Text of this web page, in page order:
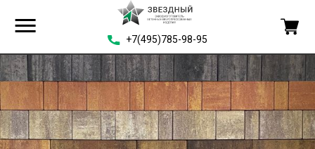
+7(495)785-98-95